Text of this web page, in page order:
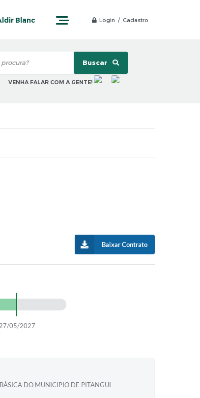
Login / Cadastro
Blanc
Buscar
VENHA FALAR COM A GENTE!
Baixar Contrato
27/05/2027
DO MUNICIPIO DE PITANGUI